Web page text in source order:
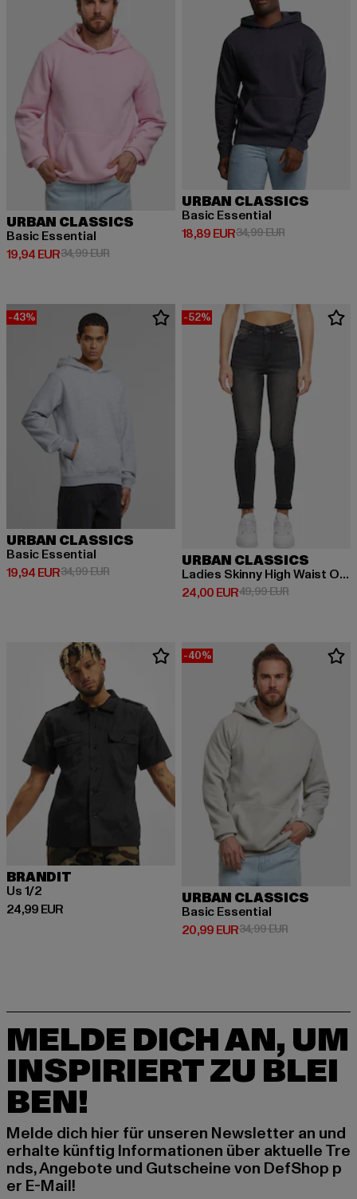
URBAN CLASSICS
Basic Essential
19,94 EUR
Derzeitiger Preis: 19,94 EUR
34,99 EURAktionspreis: 34,99 EUR
URBAN CLASSICS
Basic Essential
18,89 EUR
Derzeitiger Preis: 18,89 EUR
34,99 EURAktionspreis:
-43%
URBAN CLASSICS
Basic Essential
19,94 EUR
Derzeitiger Preis: 19,94 EUR
34,99 EURAktionspreis: 34,99 EUR
-52%
URBAN CLASSICS
Ladies Skinny High Waist Open Hem Jeans
24,00 EUR
Derzeitiger Preis: 24,00 EUR
49,99 EURAktionspreis:
BRANDIT
Us 1/2
24,99 EUR
Derzeitiger Preis: 24,99 EUR
-40%
URBAN CLASSICS
Basic Essential
20,99 EUR
Derzeitiger Preis: 20,99 EUR
34,99 EURAktionspreis:
MELDE DICH AN, UM
INSPIRIERT ZU BLEI
BEN!
Melde dich hier für unseren Newsletter an und
erhalte künftig Informationen über aktuelle Tre
nds, Angebote und Gutscheine von DefShop p
er E-Mail!